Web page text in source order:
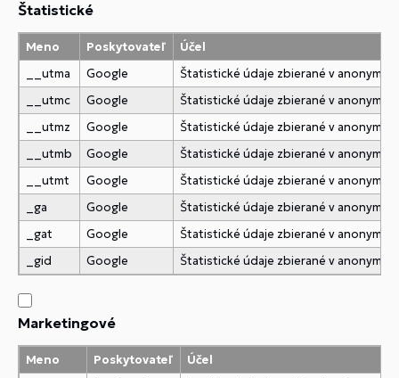
Štatistické
Meno Poskytovateľ
Účel
__utma
Google
Štatistické údaje zbierané v
__utmc
Google
Štatistické údaje zbierané v
__utmz
Google
Štatistické údaje zbierané v
__utmb
Google
Štatistické údaje zbierané v
__utmt
Google
Štatistické údaje zbierané v
_ga
Google
Štatistické údaje zbierané v
_gat
Google
Štatistické údaje zbierané v
_gid
Google Štatistické údaje zbierané v
Marketingové
Meno Poskytovateľ
Účel